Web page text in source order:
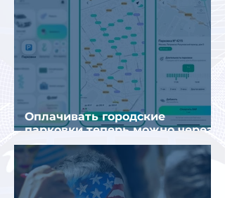
Оплачивать городские
парковки теперь можно через
Яндекс Go и «Заправки»